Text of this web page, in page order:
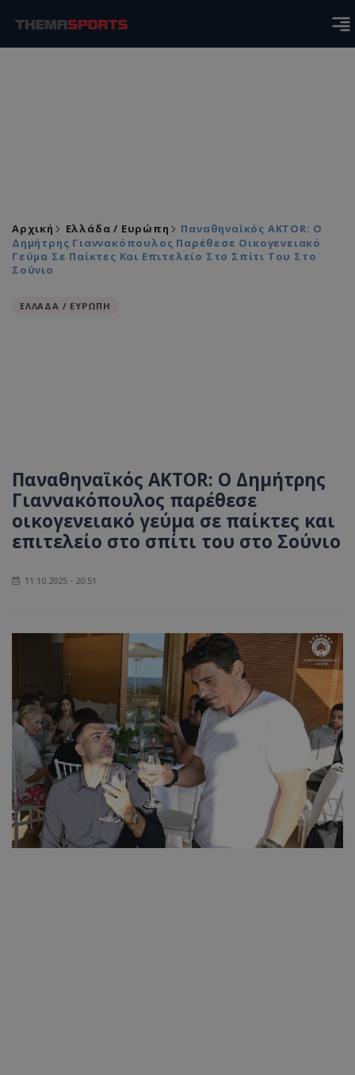
Αρχική Ελλάδα / Ευρώπη
Παναθηναϊκός AKTOR: Ο
Δημήτρης Γιαννακόπουλος Παρέθεσε Οικογενειακό
Γεύμα Σε Παίκτες Και Επιτελείο Στο Σπίτι Του Στο
Σούνιο
ΕΛΛΑΔΑ / ΕΥΡΩΠΗ
Παναθηναϊκός AKTOR: Ο Δημήτρης
Γιαννακόπουλος παρέθεσε
οικογενειακό γεύμα σε παίκτες και
επιτελείο στο σπίτι του στο Σούνιο
11.10.2025 - 20:51